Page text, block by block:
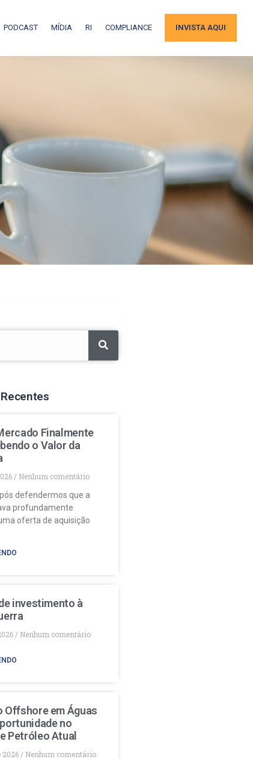
PODCAST MÍDIA RI COMPLIANCE INVISTA AQUI
Finalmente
o Valor da
Nenhum comentário
defendermos que a
profundamente
oferta de aquisição
investimento à
Nenhum comentário
Offshore em Águas
no
Petróleo Atual
2026
Nenhum comentário